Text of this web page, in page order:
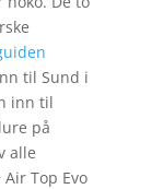
til Sund i
inn til
på
alle
Top Evo